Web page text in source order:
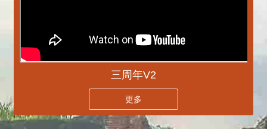
三周年V2
更多